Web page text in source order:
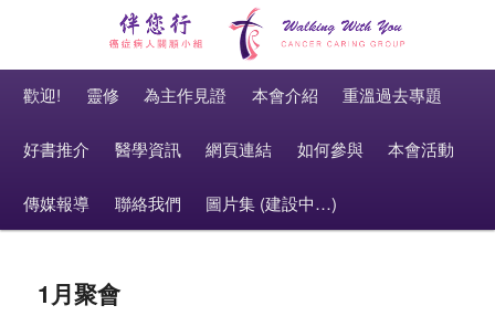
伴您行 Walking With You
癌症病人關顧小組 Cancer Caring Group
Skip to primary content
Skip to secondary content
歡迎! 靈修 為主作見證 本會介紹 重溫過去專題
好書推介 醫學資訊 網頁連結 如何參與 本會活動
傳媒報導 聯絡我們 圖片集 (建設中…)
1月聚會